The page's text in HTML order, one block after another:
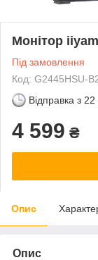
Монітор
Під замовлення
Код: G2445HSU-
Відправка з 22
4 599 ₴
Опис
Опис